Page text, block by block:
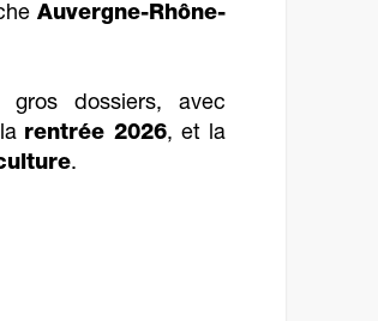
Auvergne-Rhône-
gros dossiers, avec
rentrée 2026, et la
.